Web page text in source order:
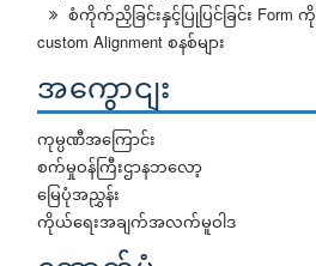
စံကိုက်ညှိခြင်းနှင့်ပြုပြင်ခြင်း Form ကို
custom Alignment စနစ်များ
အကွောငျး
ကုမ္ပဏီအကြောင်း
စက်မှုဝန်ကြီးဌာနဘလော့
မြေပုံအညွှန်း
ကိုယ်ရေးအချက်အလက်မူဝါဒ